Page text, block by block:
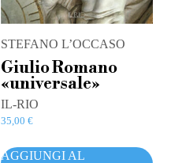
STEFANO L’OCCASO
Giulio Romano
«universale»
IL-RIO
35,00€
AGGIUNGI AL